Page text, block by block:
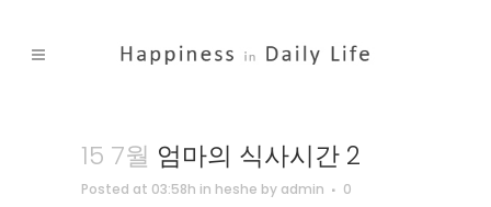
15 7월 엄마의 식사시간 2
Posted at 03:58h in heshe by admin
0